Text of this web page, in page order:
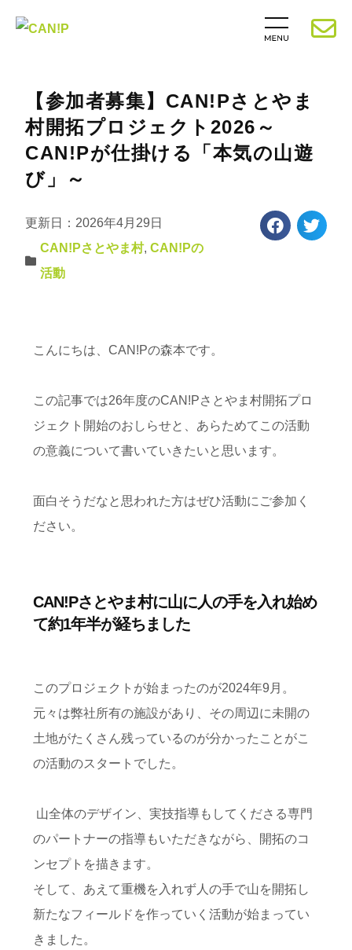
【参加者募集】CAN!Pさとやま
村開拓プロジェクト2026～
CAN!Pが仕掛ける「本気の山遊
び」～
更新日：2026年4月29日
CAN!Pさとやま村, CAN!Pの
活動
こんにちは、 CAN!Pの森本です。
この記事では26年度のCAN!Pさとやま村開拓プロ
ジェクト開始のおしらせと、あらためてこの活動
の意義について書いていきたいと思います。
面白そうだなと思われた方はぜひ活動にご参加く
ださい。
CAN!Pさとやま村に山に人の手を入れ始め
て約1年半が経ちました
このプロジェクトが始まったのが2024年9 月。
元々は弊社所有の施設があり、その周辺に未開の
土地がたくさん残っているのが分かったことがこ
の活動のスタートでした。
山全体のデザイン、実技指導もしてくださる専門
のパートナーの指導もいただきながら、開拓のコ
ンセプトを描きます。
そして、あえて重機を入れず人の手で山を開拓し
新たなフィールドを作っていく活動が始まってい
きました。